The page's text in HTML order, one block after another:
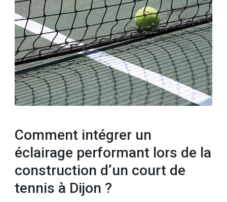
Comment intégrer un
éclairage performant lors de la
construction d’un court de
tennis à Dijon ?